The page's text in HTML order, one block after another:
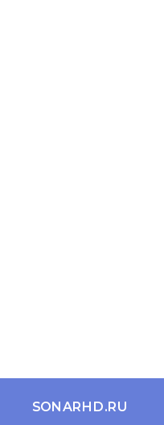
SONARHD.RU